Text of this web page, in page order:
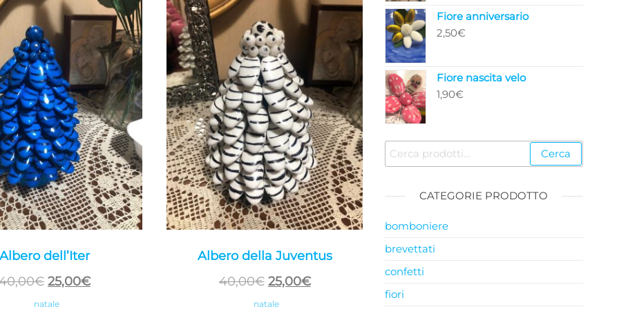
Albero dell’Iter
€ Il
prezzo
25,00€Il
natale
Albero della Juventus
40,00€ Il
prezzo
25,00€Il
natale
Fiore anniversario
2,50€
Fiore nascita velo
1,90€
Cerca: Cerca
CATEGORIE PRODOTTO
bomboniere
brevettati
confetti
fiori